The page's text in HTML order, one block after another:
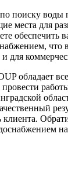
поиску воды
места для
обеспечить
что
для
обладает
клиента.